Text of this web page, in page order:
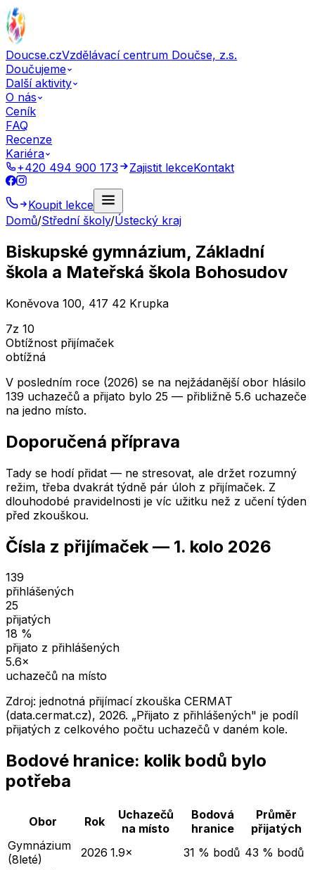
Doucse.czVzdělávací centrum Doučse, z.s.
Doučujeme
Další aktivity
O nás
Ceník
FAQ
Recenze
Kariéra
+420 494 900 173
Zajistit lekceKontakt
Koupit lekce
Domů/Střední školy/Ústecký kraj
Biskupské gymnázium, Základní
škola a Mateřská škola Bohosudov
Koněvova 100, 417 42 Krupka
7z 10
Obtížnost přijímaček
obtížná
V posledním roce (2026) se na nejžádanější obor hlásilo
139 uchazečů a přijato bylo 25 — přibližně 5.6 uchazeče
na jedno místo.
Doporučená příprava
Tady se hodí přidat — ne stresovat, ale držet rozumný
režim, třeba dvakrát týdně pár úloh z přijímaček. Z
dlouhodobé pravidelnosti je víc užitku než z učení týden
před zkouškou.
Čísla z přijímaček — 1. kolo 2026
139
přihlášených
25
přijatých
18 %
přijato z přihlášených
5.6×
uchazečů na místo
Zdroj: jednotná přijímací zkouška CERMAT
(data.cermat.cz), 2026. „Přijato z přihlášených" je podíl
přijatých z celkového počtu uchazečů v daném kole.
Bodové hranice: kolik bodů bylo
potřeba
Obor Rok
Uchazečů
na místo
Bodová
hranice
Průměr
přijatých
Gymnázium
(8leté)
2026 1.9× 31 % bodů 43 % bodů